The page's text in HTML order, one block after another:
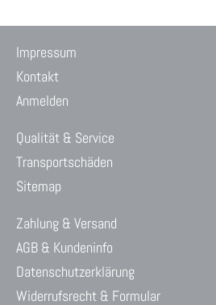
Impressum
Kontakt
Anmelden
Qualität & Service
Transportschäden
Sitemap
Zahlung & Versand
AGB & Kundeninfo
Datenschutzerklärung
Widerrufsrecht & Formular